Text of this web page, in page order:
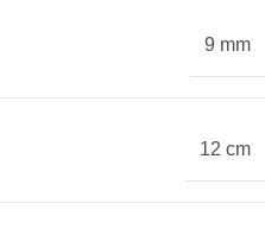
9 mm
12 cm